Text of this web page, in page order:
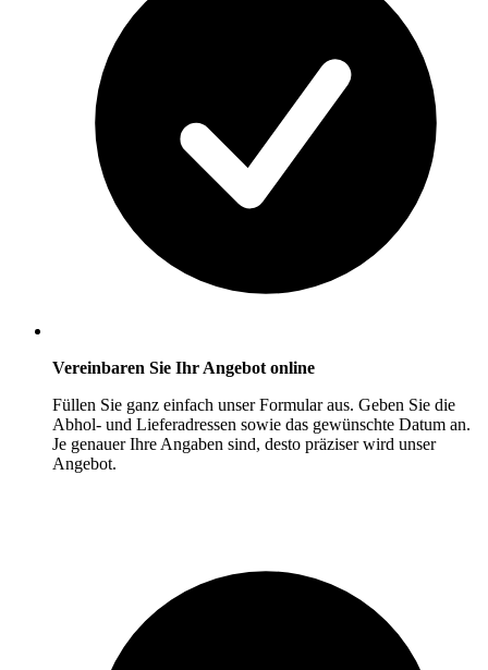
Vereinbaren Sie Ihr Angebot online
Füllen Sie ganz einfach unser Formular aus. Geben Sie die
Abhol- und Lieferadressen sowie das gewünschte Datum an.
Je genauer Ihre Angaben sind, desto präziser wird unser
Angebot.